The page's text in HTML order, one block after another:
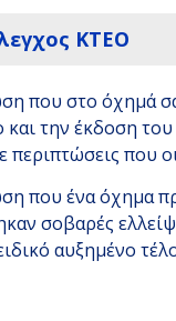
ΚΤΕΟ
που στο όχημά
και την έκδοση
περιπτώσεις που
που ένα όχημα
σοβαρές
αυξημένο